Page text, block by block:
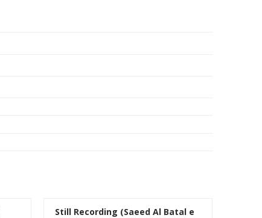
Still Recording (Saeed Al Batal e